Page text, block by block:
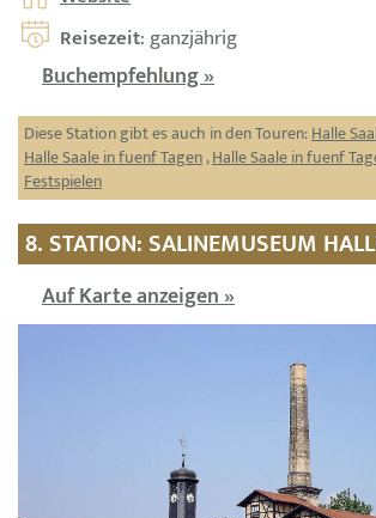
Reisezeit: ganzjährig
Buchempfehlung »
Diese Station gibt es auch in den Touren:Halle
Halle Saale in fuenf Tagen,Halle Saale in fuenf
Festspielen
8. STATION: SALINEMUSEUM
Auf Karte anzeigen »